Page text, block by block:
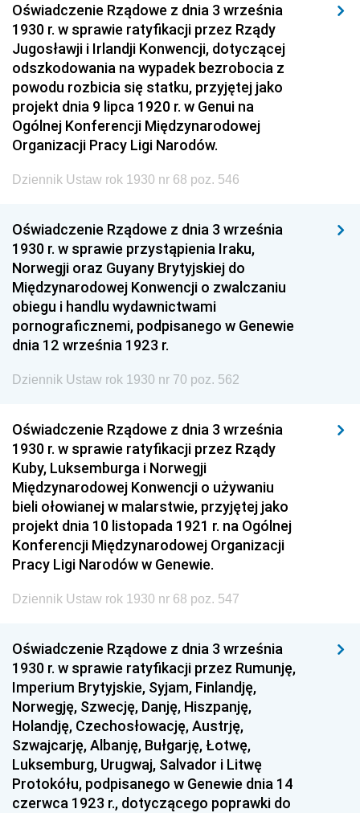
Oświadczenie Rządowe z dnia 3 września
1930 r. w sprawie ratyfikacji przez Rządy
Jugosławji i Irlandji Konwencji, dotyczącej
odszkodowania na wypadek bezrobocia z
powodu rozbicia się statku, przyjętej jako
projekt dnia 9 lipca 1920 r. w Genui na
Ogólnej Konferencji Międzynarodowej
Organizacji Pracy Ligi Narodów.
Dziennik Ustaw rok 1930 nr 68 poz. 546
Oświadczenie Rządowe z dnia 3 września
1930 r. w sprawie przystąpienia Iraku,
Norwegji oraz Guyany Brytyjskiej do
Międzynarodowej Konwencji o zwalczaniu
obiegu i handlu wydawnictwami
pornograficznemi, podpisanego w Genewie
dnia 12 września 1923 r.
Dziennik Ustaw rok 1930 nr 70 poz. 562
Oświadczenie Rządowe z dnia 3 września
1930 r. w sprawie ratyfikacji przez Rządy
Kuby, Luksemburga i Norwegji
Międzynarodowej Konwencji o używaniu
bieli ołowianej w malarstwie, przyjętej jako
projekt dnia 10 listopada 1921 r. na Ogólnej
Konferencji Międzynarodowej Organizacji
Pracy Ligi Narodów w Genewie.
Dziennik Ustaw rok 1930 nr 68 poz. 547
Oświadczenie Rządowe z dnia 3 września
1930 r. w sprawie ratyfikacji przez Rumunję,
Imperium Brytyjskie, Syjam, Finlandję,
Norwegję, Szwecję, Danję, Hiszpanję,
Holandję, Czechosłowację, Austrję,
Szwajcarję, Albanję, Bułgarję, Łotwę,
Luksemburg, Urugwaj, Salvador i Litwę
Protokółu, podpisanego w Genewie dnia 14
czerwca 1923 r., dotyczącego poprawki do